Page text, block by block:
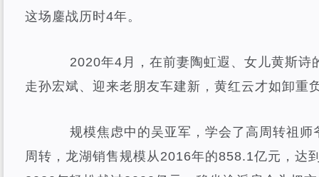
这场鏖战历时4年。
2020年4月，在前妻陶虹遐、女儿黄斯诗
走孙宏斌、迎来老朋友车建新，黄红云才如卸重
规模焦虑中的吴亚军，学会了高周转祖师
周转，龙湖销售规模从2016年的858.1亿元，达